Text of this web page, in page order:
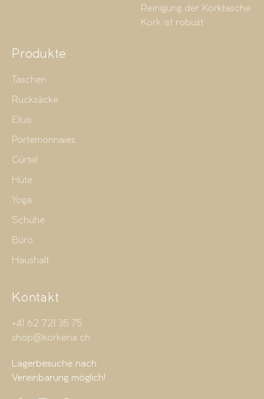
Reinigung der Korktasche
Kork ist robust
Produkte
Taschen
Rucksäcke
Etuis
Portemonnaies
Gürtel
Hüte
Yoga
Schuhe
Büro
Haushalt
Kontakt
+41 62 721 35 75
shop@korkeria.ch
Lagerbesuche nach
Vereinbarung möglich!